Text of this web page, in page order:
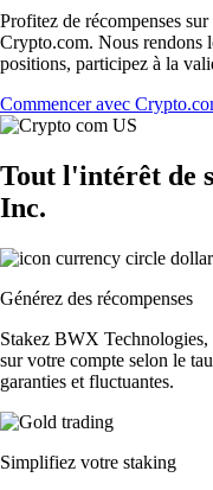
Profitez de récompenses
Crypto.com. Nous rendons
positions, participez à la
Commencer avec
Tout l'intérêt de
Inc.
Générez des récompenses
Stakez BWX
sur votre compte selon le
garanties et fluctuantes.
Simplifiez votre staking